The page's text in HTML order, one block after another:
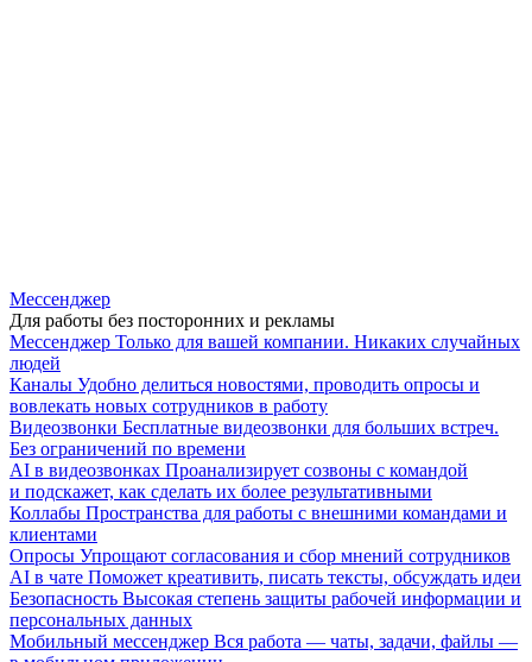
Мессенджер
Для работы без посторонних и рекламы
Мессенджер Только для вашей компании. Никаких случайных
людей
Каналы Удобно делиться новостями, проводить опросы и
вовлекать новых сотрудников в работу
Видеозвонки Бесплатные видеозвонки для больших встреч.
Без ограничений по времени
AI в видеозвонках Проанализирует созвоны с командой
и подскажет, как сделать их более результативными
Коллабы Пространства для работы с внешними командами и
клиентами
Опросы Упрощают согласования и сбор мнений сотрудников
AI в чате Поможет креативить, писать тексты, обсуждать идеи
Безопасность Высокая степень защиты рабочей информации и
персональных данных
Мобильный мессенджер Вся работа — чаты, задачи, файлы —